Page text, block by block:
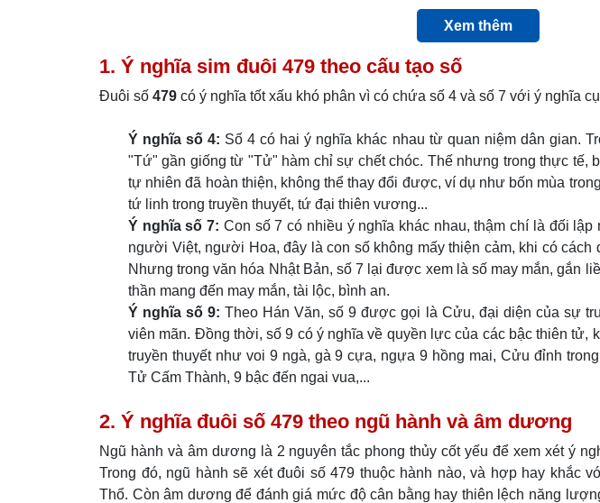
Xem thêm
1. Ý nghĩa sim đuôi 479 theo cấu tạo số
Đuôi số 479 có ý nghĩa tốt xấu khó phân vì có chứa số 4 và số 7 với ý nghĩa
Ý nghĩa số 4: Số 4 có hai ý nghĩa khác nhau từ quan niệm dân gian.
"Tứ" gần giống từ "Tử" hàm chỉ sự chết chóc. Thế nhưng trong thực tế,
tự nhiên đã hoàn thiện, không thể thay đổi được, ví dụ như bốn mùa
tứ linh trong truyền thuyết, tứ đại thiên vương...
Ý nghĩa số 7: Con số 7 có nhiều ý nghĩa khác nhau, thậm chí là đối
người Việt, người Hoa, đây là con số không mấy thiện cảm, khi có cách
Nhưng trong văn hóa Nhật Bản, số 7 lại được xem là số may mắn, gắn
thần mang đến may mắn, tài lộc, bình an.
Ý nghĩa số 9: Theo Hán Văn, số 9 được gọi là Cửu, đại diện của sự
viên mãn. Đồng thời, số 9 có ý nghĩa về quyền lực của các bậc thiên tử,
truyền thuyết như voi 9 ngà, gà 9 cựa, ngựa 9 hồng mai, Cửu đỉnh
Tử Cấm Thành, 9 bậc đến ngai vua,...
2. Ý nghĩa đuôi số 479 theo ngũ hành và âm dương
Ngũ hành và âm dương là 2 nguyên tắc phong thủy cốt yếu để xem xét ý
Trong đó, ngũ hành sẽ xét đuôi số 479 thuộc hành nào, và hợp hay khắc
Thổ. Còn âm dương để đánh giá mức độ cân bằng hay thiên lệch năng